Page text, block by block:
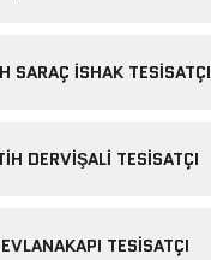
SARAÇ ISHAK TESISATÇI
DERVIŞALI TESISATÇI
TESISATÇI